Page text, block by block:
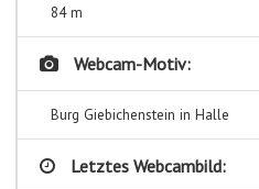
84 m
Webcam-Motiv:
Burg Giebichenstein in Halle
Letztes Webcambild: